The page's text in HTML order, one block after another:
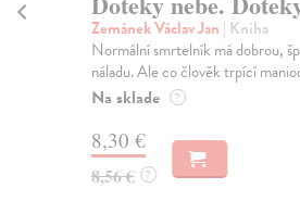
Zemánek Václav Jan| Kniha
Normální smrtelník má dobrou,
náladu. Ale co člověk trpící
Na sklade ?
8,30 €
8,56 € ?